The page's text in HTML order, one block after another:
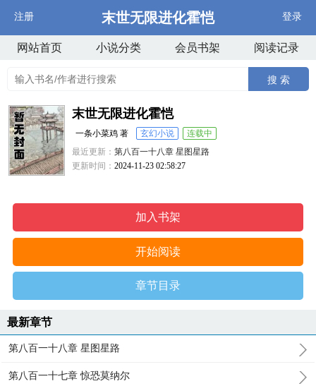
注册 末世无限进化霍恺 登录
网站首页 小说分类 会员书架 阅读记录
搜 索
末世无限进化霍恺
一条小菜鸡 著 玄幻小说
连载中
最近更新：第八百一十八章 星图星路
更新时间：2024-11-23 02:58:27
加入书架
开始阅读
章节目录
最新章节
第八百一十八章 星图星路
第八百一十七章 惊恐莫纳尔